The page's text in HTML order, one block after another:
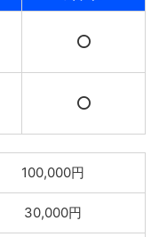
⭕️
⭕️
100,000円
30,000円